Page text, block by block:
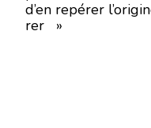
d’en repérer
rer »